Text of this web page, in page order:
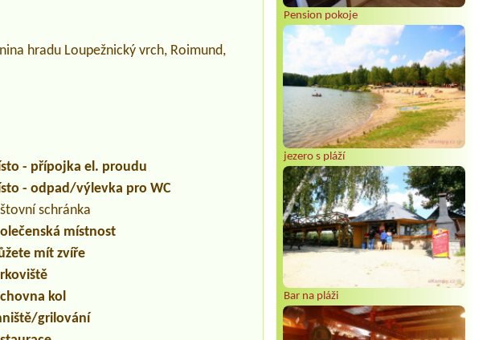
Pension pokoje
jezero s pláží
Bar na pláži
hradu Loupežnický vrch, Roimund,
- přípojka el. proudu
- odpad/výlevka pro WC
schránka
místnost
mít zvíře
kol
grilování